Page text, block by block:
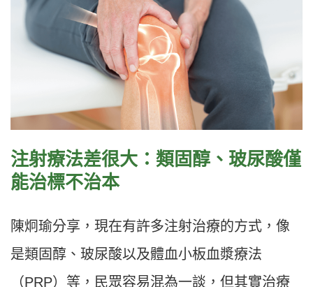
注射療法差很大：類固醇、玻尿酸僅
能治標不治本
陳炯瑜分享，現在有許多注射治療的方式，像
是類固醇、玻尿酸以及體血小板血漿療法
（PRP）等，民眾容易混為一談，但其實治療